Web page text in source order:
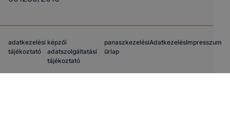
adatkezelési
tájékoztató
képzői
adatszolgáltatási
tájékoztató
panaszkezelési
űrlap
AdatkezelésImpresszum